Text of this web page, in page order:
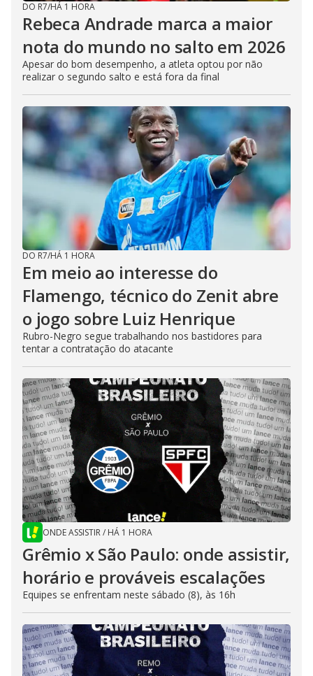
DO R7/HÁ 1 HORA
Rebeca Andrade marca a maior
nota do mundo no salto em 2026
Apesar do bom desempenho, a atleta optou por não
realizar o segundo salto e está fora da final
DO R7/HÁ 1 HORA
Em meio ao interesse do
Flamengo, técnico do Zenit abre
o jogo sobre Luiz Henrique
Rubro-Negro segue trabalhando nos bastidores para
tentar a contratação do atacante
ONDE ASSISTIR/ HÁ 1 HORA
Grêmio x São Paulo: onde assistir,
horário e prováveis escalações
Equipes se enfrentam neste sábado (8), às 16h